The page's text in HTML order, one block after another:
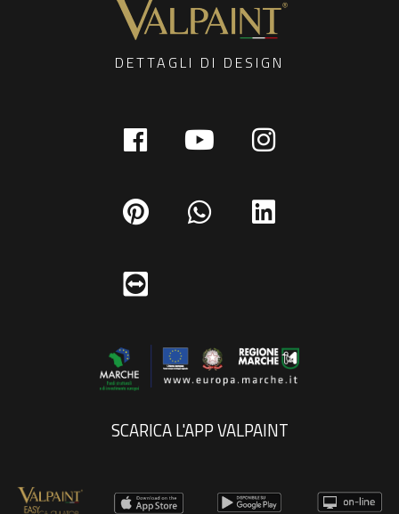
DETTAGLI DI DESIGN
SCARICA L'APP VALPAINT